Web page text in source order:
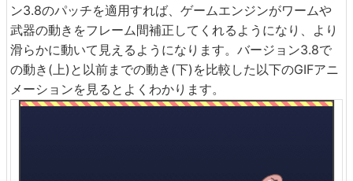
ン3.8のパッチを適用すれば、ゲームエンジンがワームや
武器の動きをフレーム間補正してくれるようになり、より
滑らかに動いて見えるようになります。バージョン3.8で
の動き(上)と以前までの動き(下)を比較した以下のGIFアニ
メーションを見るとよくわかります。